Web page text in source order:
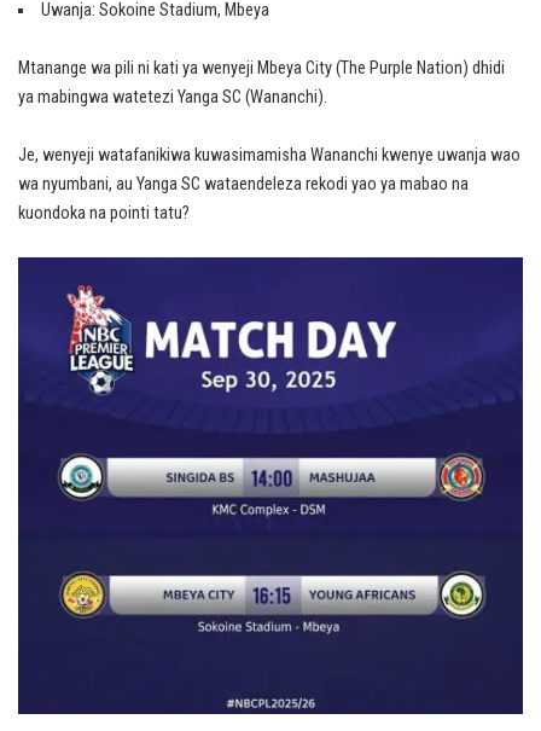
Uwanja: Sokoine Stadium, Mbeya
Mtanange wa pili ni kati ya wenyeji Mbeya City (The Purple Nation) dhidi
ya mabingwa watetezi Yanga SC (Wananchi).
Je, wenyeji watafanikiwa kuwasimamisha Wananchi kwenye uwanja wao
wa nyumbani, au Yanga SC wataendeleza rekodi yao ya mabao na
kuondoka na pointi tatu?